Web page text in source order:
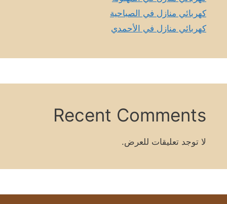
كهربائي منازل في الصباحية
كهربائي منازل في الأحمدي
Recent Comments
لا توجد تعليقات للعرض.